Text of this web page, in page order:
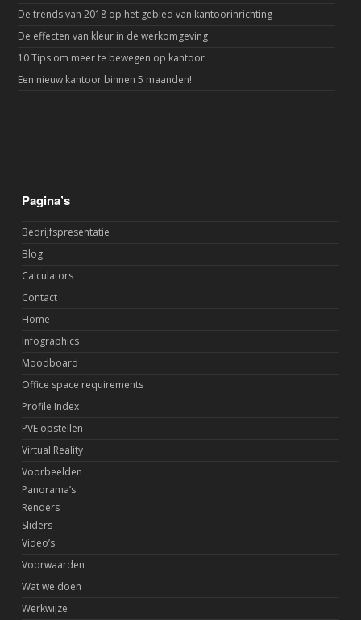
De trends van 2018 op het gebied van kantoorinrichting
De effecten van kleur in de werkomgeving
10 Tips om meer te bewegen op kantoor
Een nieuw kantoor binnen 5 maanden!
Pagina’s
Bedrijfspresentatie
Blog
Calculators
Contact
Home
Infographics
Moodboard
Office space requirements
Profile Index
PVE opstellen
Virtual Reality
Voorbeelden
Panorama’s
Renders
Sliders
Video’s
Voorwaarden
Wat we doen
Werkwijze